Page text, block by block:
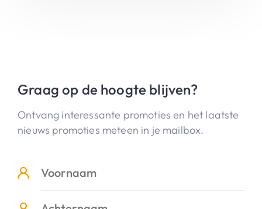
Graag op de hoogte blijven?
Ontvang interessante promoties en het laatste
nieuws promoties meteen in je mailbox.